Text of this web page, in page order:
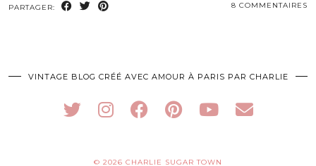
PARTAGER: 8 COMMENTAIRES
VINTAGE BLOG CRÉÉ AVEC AMOUR À PARIS PAR CHARLIE
© 2026 CHARLIE SUGAR TOWN